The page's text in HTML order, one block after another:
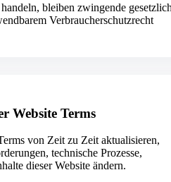
bleiben zwingende
Verbraucherschutzrecht
Website Terms
von Zeit zu Zeit aktualisieren,
technische Prozesse,
dieser Website ändern.